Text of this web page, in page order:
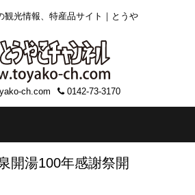
観光情報、特産品サイト｜とうや
ch.com 0142-73-3170
開湯100年感謝祭開